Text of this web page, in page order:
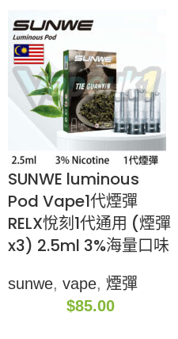
SUNWE luminous
Pod Vape1代煙彈
RELX悅刻1代通用 (煙彈
x3) 2.5ml 3%海量口味
sunwe, vape, 煙彈
$85.00